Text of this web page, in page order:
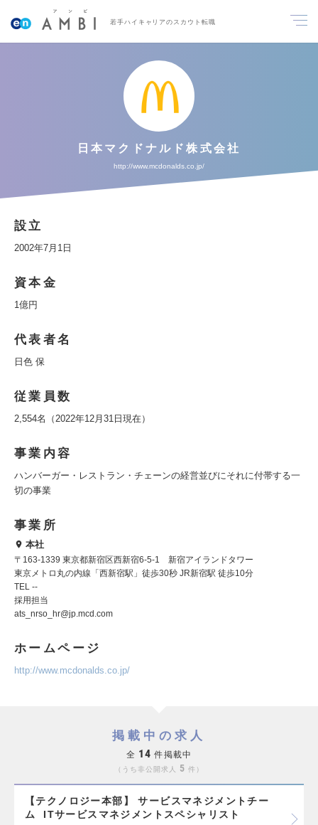
若手ハイキャリアのスカウト転職
日本マクドナルド株式会社
http://www.mcdonalds.co.jp/
設立
2002年7月1日
資本金
1億円
代表者名
日色 保
従業員数
2,554名（2022年12月31日現在）
事業内容
ハンバーガー・レストラン・チェーンの経営並びにそれに付帯する一
切の事業
事業所
本社
〒163-1339 東京都新宿区西新宿6-5-1 新宿アイランドタワー
東京メトロ丸の内線「西新宿駅」徒歩30秒 JR新宿駅 徒歩10分
TEL --
採用担当
ats_nrso_hr@jp.mcd.com
ホームページ
http://www.mcdonalds.co.jp/
掲載中の求人
全 14 件掲載中
うち非公開求人 5 件
【テクノロジー本部】 サービスマネジメントチー
ム ITサービスマネジメントスペシャリスト